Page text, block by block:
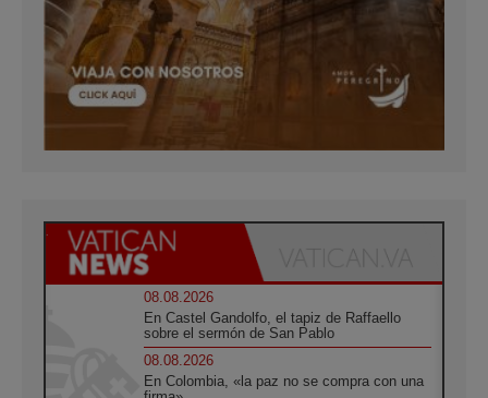
08.08.2026
En Castel Gandolfo, el tapiz de Raffaello
sobre el sermón de San Pablo
08.08.2026
En Colombia, «la paz no se compra con una